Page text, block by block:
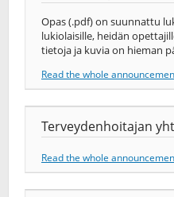
Opas (.pdf) on suunnattu
lukiolaisille, heidän
tietoja ja kuvia on hieman
Read the whole
Terveydenhoitajan
Read the whole